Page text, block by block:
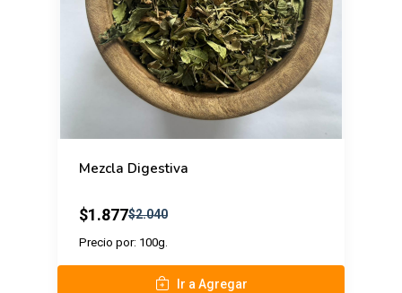
Mezcla Digestiva
$1.877$2.040
Precio por: 100g.
Ir a Agregar